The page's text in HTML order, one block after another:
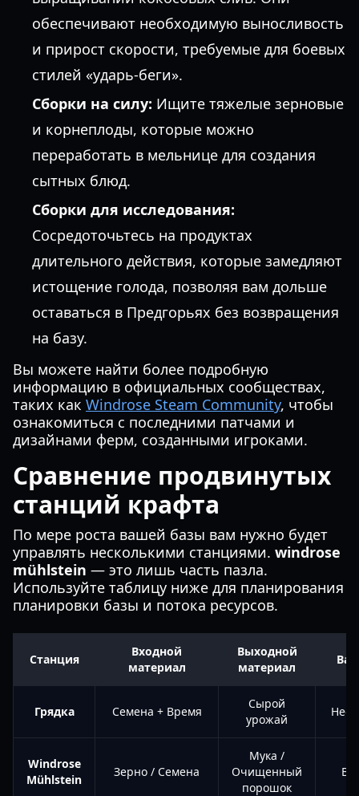
обеспечивают необходимую выносливость
и прирост скорости, требуемые для боевых
стилей «ударь-беги».
Сборки на силу: Ищите тяжелые зерновые
и корнеплоды, которые можно
переработать в мельнице для создания
сытных блюд.
Сборки для исследования:
Сосредоточьтесь на продуктах
длительного действия, которые замедляют
истощение голода, позволяя вам дольше
оставаться в Предгорьях без возвращения
на базу.
Вы можете найти более подробную
информацию в официальных сообществах,
таких как Windrose Steam Community, чтобы
ознакомиться с последними патчами и
дизайнами ферм, созданными игроками.
Сравнение продвинутых
станций крафта
По мере роста вашей базы вам нужно будет
управлять несколькими станциями. windrose
mühlstein — это лишь часть пазла.
Используйте таблицу ниже для планирования
планировки базы и потока ресурсов.
Станция
Входной
материал
Выходной
материал
Грядка Семена + Время
Сырой
урожай
Windrose
Mühlstein
Зерно / Семена
Мука /
Очищенный
порошок